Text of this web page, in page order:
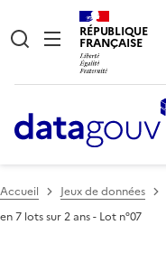
RÉPUBLIQUE
FRANÇAISE
Accueil Jeux de données
en 7 lots sur 2 ans - Lot n°07